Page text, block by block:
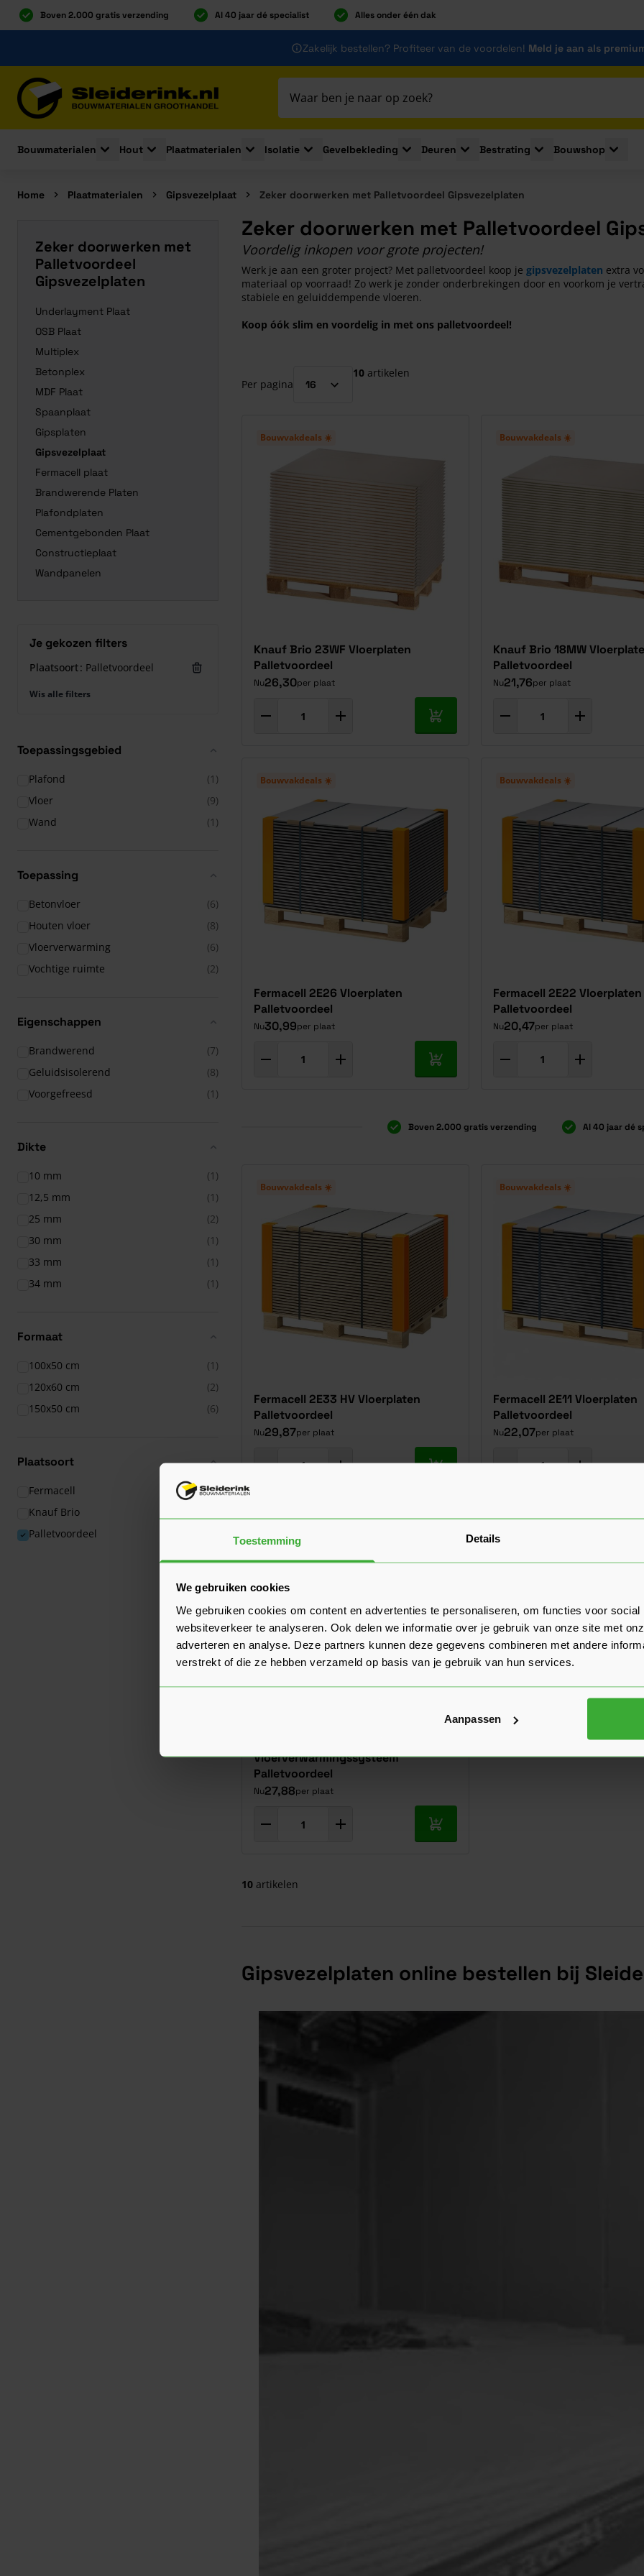
Toestemming Details
We gebruiken cookies
We gebruiken cookies om content en advertenties te personaliseren, om functies voor social
websiteverkeer te analyseren. Ook delen we informatie over je gebruik van onze site met
adverteren en analyse. Deze partners kunnen deze gegevens combineren met andere
verstrekt of die ze hebben verzameld op basis van je gebruik van hun services.
Aanpassen
Boven 2.000 gratis verzending Al 40 jaar dé specialist Alles onder één dak
Zakelijk bestellen? Profiteer van de voordelen! Meld je aan als
Bouwmaterialen
Toggle submenu for Bouwmaterialen
Hout
Toggle submenu for Hout
Plaatmaterialen
Toggle submenu for Plaatmaterialen
Isolatie
Toggle submenu for Isolatie
Gevelbekleding
Toggle submenu for Gevelbekleding
Deuren
Toggle submenu for Deuren
Bestrating
Toggle submenu for
Bouwshop
Home Plaatmaterialen Gipsvezelplaat Zeker doorwerken met Palletvoordeel Gipsvezelplaten
Zeker doorwerken met
Palletvoordeel
Gipsvezelplaten
Underlayment Plaat
OSB Plaat
Multiplex
Betonplex
MDF Plaat
Spaanplaat
Gipsplaten
Gipsvezelplaat
Fermacell plaat
Brandwerende Platen
Plafondplaten
Cementgebonden Plaat
Constructieplaat
Wandpanelen
Je gekozen filters
Plaatsoort Palletvoordeel
Wis alle filters
Toepassingsgebied
Plafond
(1)
Vloer
(9)
Wand
(1)
Toepassing
Betonvloer
(6)
Houten vloer
(8)
Vloerverwarming
(6)
Vochtige ruimte
(2)
Eigenschappen
Brandwerend (7)
Geluidsisolerend
(8)
Voorgefreesd
(1)
Dikte
10 mm
(1)
12,5 mm
(1)
25 mm
(2)
30 mm
(1)
33 mm
(1)
34 mm
(1)
Formaat
100x50 cm
(1)
120x60 cm
(2)
150x50 cm
(6)
Plaatsoort
Fermacell
(21)
Knauf Brio
Palletvoordeel
Zeker doorwerken met Palletvoordeel
Voordelig inkopen voor grote projecten!
Werk je aan een groter project? Met palletvoordeel koop je gipsvezelplaten extra
materiaal op voorraad! Zo werk je zonder onderbrekingen door en voorkom je
stabiele en geluiddempende vloeren.
Koop óók slim en voordelig in met ons palletvoordeel!
Per pagina
10 artikelen
Bouwvakdeals ☀️
Knauf Brio 23WF Vloerplaten
Palletvoordeel
Nu26,30per plaat
In mijn winkelwagen
Bouwvakdeals ☀️
Knauf Brio 18MW
Palletvoordeel
Nu21,76per plaat
Bouwvakdeals ☀️
Fermacell 2E26 Vloerplaten
Palletvoordeel
Nu30,99per plaat
In mijn winkelwagen
Bouwvakdeals ☀️
Fermacell 2E22 Vloerplaten
Palletvoordeel
Nu20,47per plaat
Boven 2.000 gratis verzending Al 40 jaar dé
Bouwvakdeals ☀️
Fermacell 2E33 HV Vloerplaten
Palletvoordeel
Nu29,87per plaat
Bouwvakdeals ☀️
Fermacell 2E11 Vloerplaten
Palletvoordeel
Nu22,07per plaat
Vloerverwarmingssysteem
Palletvoordeel
Nu27,88per plaat
In mijn winkelwagen
10 artikelen
Gipsvezelplaten online bestellen bij